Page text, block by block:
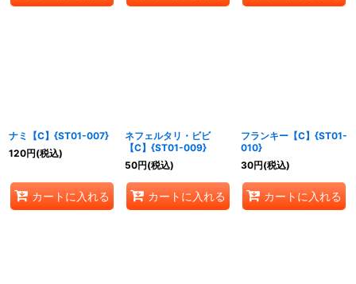
ナミ【C】{ST01-007}
120円(税込)
カートに入れる
ネフェルタリ・ビビ
【C】{ST01-009}
50円(税込)
カートに入れる
フランキー【C】{ST01-
010}
30円(税込)
カートに入れる